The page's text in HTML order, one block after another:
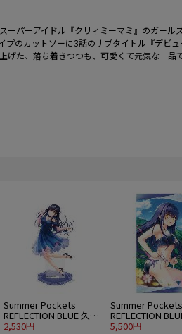
ーパーアイドル『クリィミーマミ』のガール
プのカットソーに3話のサブタイトル『デビ
た、落ち着きつつも、可愛くて元気な一品で
Summer Pockets
REFLECTION BLUE 久島
鴎 アクリルスタンド 大
2,530円
Summer Pockets
REFLECTION
鴎 120cmビッグ
5,500円